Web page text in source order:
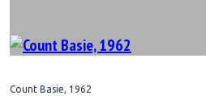
Count Basie, 1962